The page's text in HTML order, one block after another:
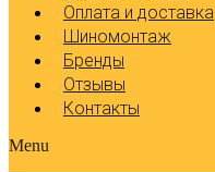
Оплата и доставка
Шиномонтаж
Бренды
Отзывы
Контакты
Menu